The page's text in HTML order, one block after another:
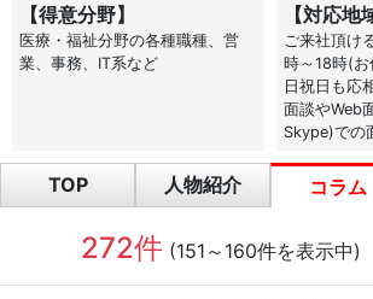
【得意分野】
医療・福祉分野の各種職種、営
業、事務、IT系など
【対応地
ご来社頂け
時～18時(
日祝日も応
面談やWeb
Skype)での
TOP 人物紹介 コラム
272件 (151～160件を表示中)